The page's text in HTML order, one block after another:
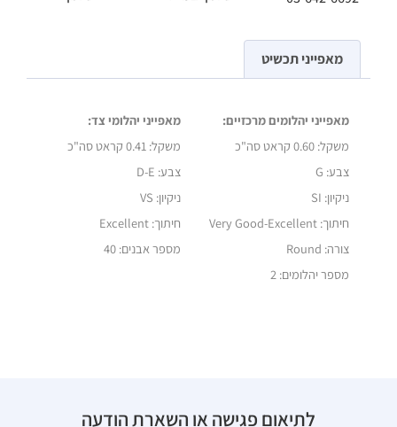
מאפייני תכשיט
מאפייני יהלומים מרכזיים:
מאפייני יהלומי צד:
משקל: 0.60 קראט סה"כ
משקל: 0.41 קראט סה"כ
צבע: G
צבע: D-E
ניקיון: SI
ניקיון: VS
חיתוך: Very Good-Excellent
חיתוך: Excellent
צורה: Round
מספר אבנים: 40
מספר יהלומים: 2
לתיאום פגישה או השארת הודעה